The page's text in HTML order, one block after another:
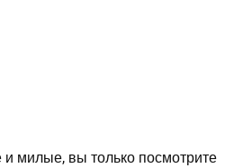
и милые, вы только посмотрите